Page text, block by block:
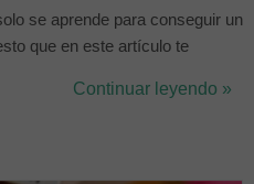
se aprende para conseguir un
que en este artículo te
en la que más se adapte
Continuar leyendo »